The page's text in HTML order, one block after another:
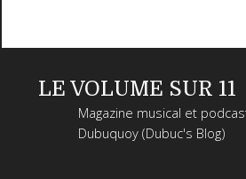
LE VOLUME SUR 11
Magazine musical et
Dubuquoy (Dubuc's Blog)